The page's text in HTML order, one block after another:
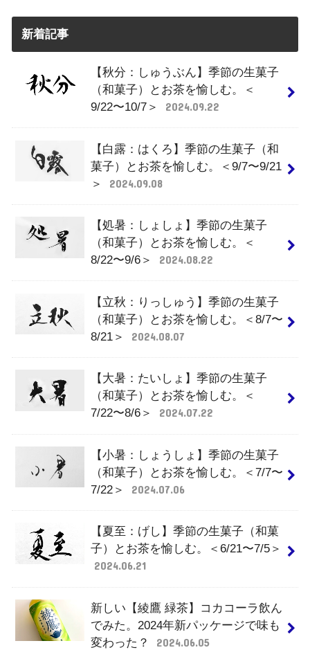
新着記事
【秋分：しゅうぶん】季節の生菓子
（和菓子）とお茶を愉しむ。＜
9/22〜10/7＞
2024.09.22
【白露：はくろ】季節の生菓子（和
菓子）とお茶を愉しむ。＜9/7〜9/21
＞
2024.09.08
【処暑：しょしょ】季節の生菓子
（和菓子）とお茶を愉しむ。＜
8/22〜9/6＞
2024.08.22
【立秋：りっしゅう】季節の生菓子
（和菓子）とお茶を愉しむ。＜8/7〜
8/21＞
2024.08.07
【大暑：たいしょ】季節の生菓子
（和菓子）とお茶を愉しむ。＜
7/22〜8/6＞
2024.07.22
【小暑：しょうしょ】季節の生菓子
（和菓子）とお茶を愉しむ。＜7/7〜
7/22＞
2024.07.06
【夏至：げし】季節の生菓子（和菓
子）とお茶を愉しむ。＜6/21〜7/5＞
2024.06.21
新しい【綾鷹 緑茶】コカコーラ飲ん
でみた。2024年新パッケージで味も
変わった？
2024.06.05